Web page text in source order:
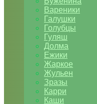
Вареники
Галушки
Голубцы
Гуляш
Долма
Ежики
Жаркое
Жульен
Зразы
Карри
Каши